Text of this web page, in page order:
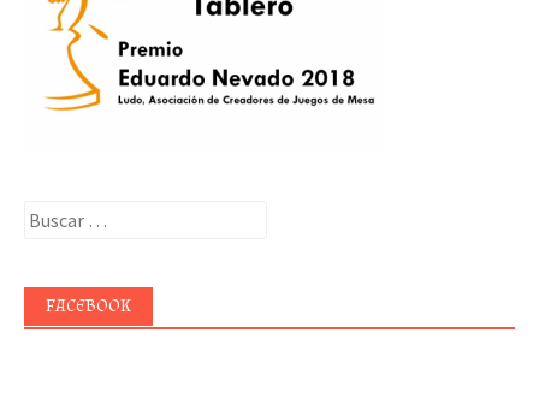
Buscar:
FACEBOOK